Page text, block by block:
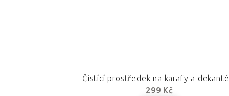
Čistící prostředek na karafy a
299 Kč